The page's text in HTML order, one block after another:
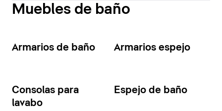
Muebles de baño
Armarios de baño Armarios espejo
Consolas para
lavabo
Espejo de baño